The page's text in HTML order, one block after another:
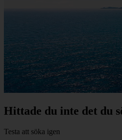
Hittade du inte det du
Testa att söka igen